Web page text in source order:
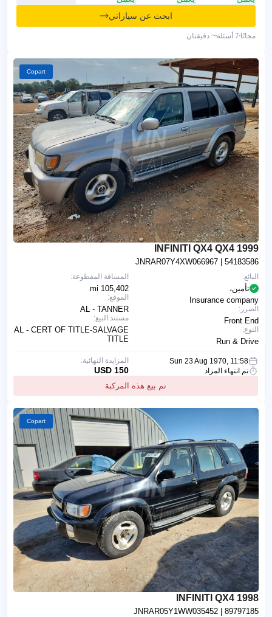
ابحث عن سياراتي
مجانًا 7 أسئلة ~ دقيقتان
Copart
1999 INFINITI QX4 QX4
JNRAR07Y4XW066967 | 54183586
المسافة المقطوعة:
105,402 mi
الموقع:
AL - TANNER
مستند البيع:
AL - CERT OF TITLE-SALVAGE
TITLE
البائع:
تأمين،
Insurance company
الضرر:
Front End
النوع:
Run & Drive
Sun 23 Aug 1970, 11:58
تم انتهاء المزاد
تم بيع هذه المركبة
المزايدة النهائية:
150 USD
Copart
1998 INFINITI QX4
JNRAR05Y1WW035452 | 89797185